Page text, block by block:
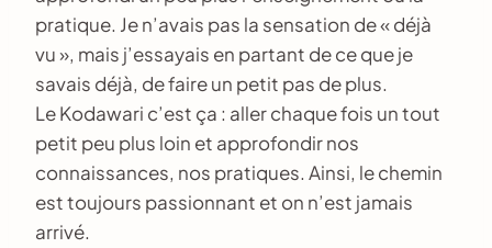
pratique. Je n’avais pas la sensation de « déjà
vu », mais j’essayais en partant de ce que je
savais déjà, de faire un petit pas de plus.
Le Kodawari c’est ça : aller chaque fois un tout
petit peu plus loin et approfondir nos
connaissances, nos pratiques. Ainsi, le chemin
est toujours passionnant et on n’est jamais
arrivé.